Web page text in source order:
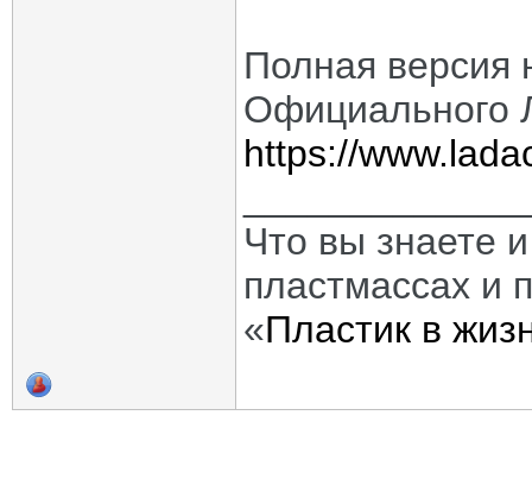
Полная версия
Официального
https://
Что вы знаете
пластмассах и
«Пластик в